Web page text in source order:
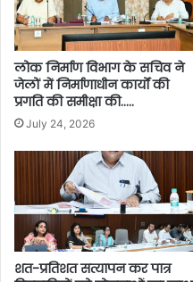
लोक निर्माण विभाग के सचिव ने
जेलों में निर्माणाधीन कार्यों की
प्रगति की समीक्षा की…..
July 24, 2026
शत-प्रतिशत सत्यापन कर पात्र